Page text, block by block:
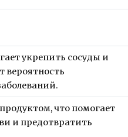
укрепить сосуды и
вероятность
что помогает
и предотвратить